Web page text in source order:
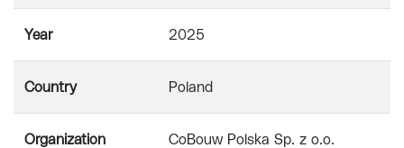
Year 2025
Country Poland
Organization CoBouw Polska Sp. z o.o.